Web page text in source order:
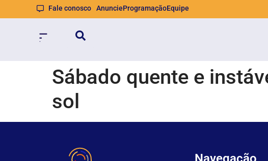
Fale conosco AnuncieProgramaçãoEquipe
Sábado quente e
sol